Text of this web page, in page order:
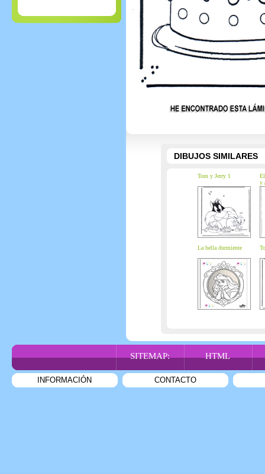
DIBUJOS SIMILARES
Tom y Jerry 1
y
La bella durmiente
SITEMAP: HTML
INFORMACIÓN CONTACTO